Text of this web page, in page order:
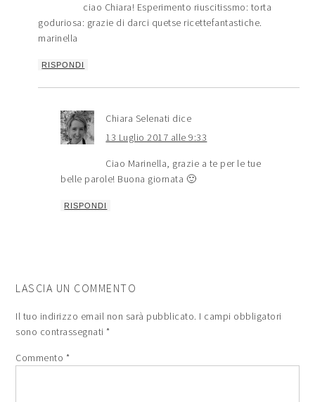
ciao Chiara! Esperimento riuscitissmo: torta
goduriosa: grazie di darci quetse ricettefantastiche.
marinella
RISPONDI
Chiara Selenati dice
13 Luglio 2017 alle 9:33
Ciao Marinella, grazie a te per le tue
belle parole! Buona giornata 🙂
RISPONDI
LASCIA UN COMMENTO
Il tuo indirizzo email non sarà pubblicato. I campi obbligatori
sono contrassegnati*
Commento *